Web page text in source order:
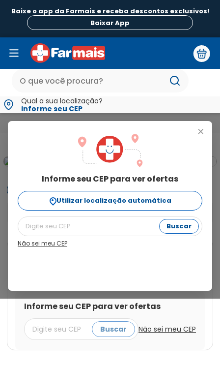
Baixe o app da Farmais e receba descontos exclusivos!
Baixar App
Qual a sua localização?
informe seu CEP
+
Informe seu CEP para ver ofertas
Utilizar localização automática
Buscar
Não sei meu CEP
Informações
Ateroma 40mg com 30 Comprimidos Revestidos
Ateroma Cod.:
Informe seu CEP para ver ofertas
Buscar Não sei meu CEP